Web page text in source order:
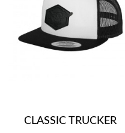
CLASSIC TRUCKER